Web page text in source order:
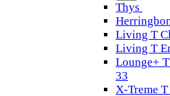
Thys
Living T
Living T
Lounge+
33
X-Treme